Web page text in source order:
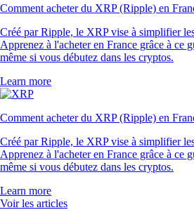
Comment acheter du XRP (Ripple) en
Créé par Ripple, le XRP vise à simplifier
Apprenez à l'acheter en France grâce à ce
même si vous débutez dans les cryptos.
Learn more
Comment acheter du XRP (Ripple) en
Créé par Ripple, le XRP vise à simplifier
Apprenez à l'acheter en France grâce à ce
même si vous débutez dans les cryptos.
Learn more
Voir les articles